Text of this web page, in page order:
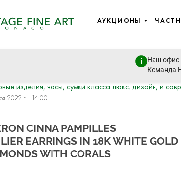
АУКЦИОНЫ
Наш офис
Команда
изделия, часы, cумки класса люкс, дизайн, и
2022 г. - 14:00
CINNA PAMPILLES
EARRINGS IN 18K WHITE GOLD
WITH CORALS